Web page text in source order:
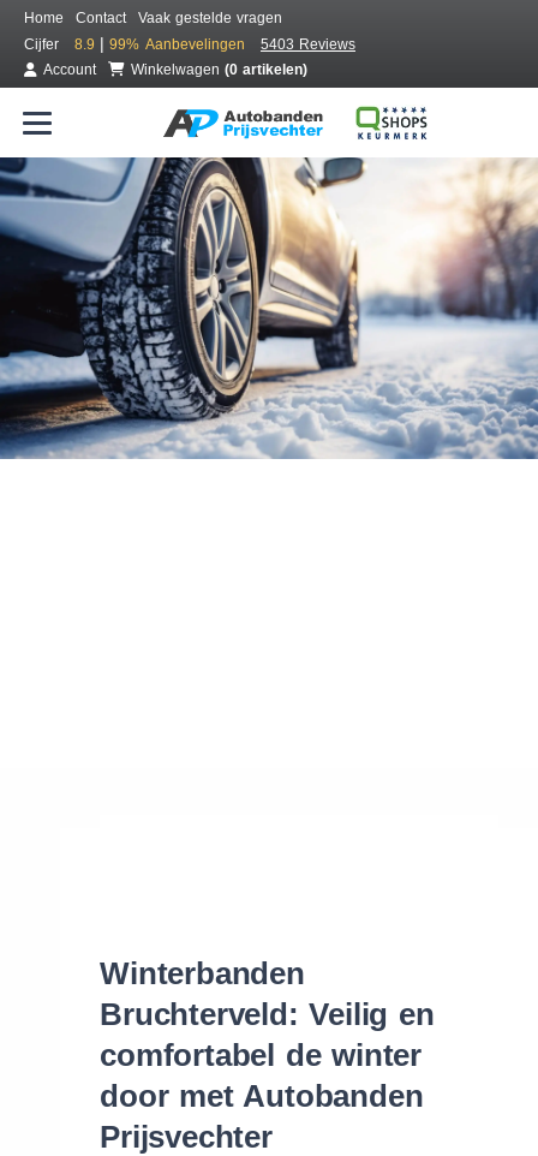
Home Contact
Vaak gestelde vragen
Cijfer
8.9 | 99% Aanbevelingen
5403 Reviews
Account
Winkelwagen (0 artikelen)
Bestel voordelig winterbanden
Gratis bezorgd of montage bij jou in de buurt
Seizoen:
Merken:
Winterbanden
Bruchterveld: Veilig en
comfortabel de winter
door met Autobanden
Prijsvechter